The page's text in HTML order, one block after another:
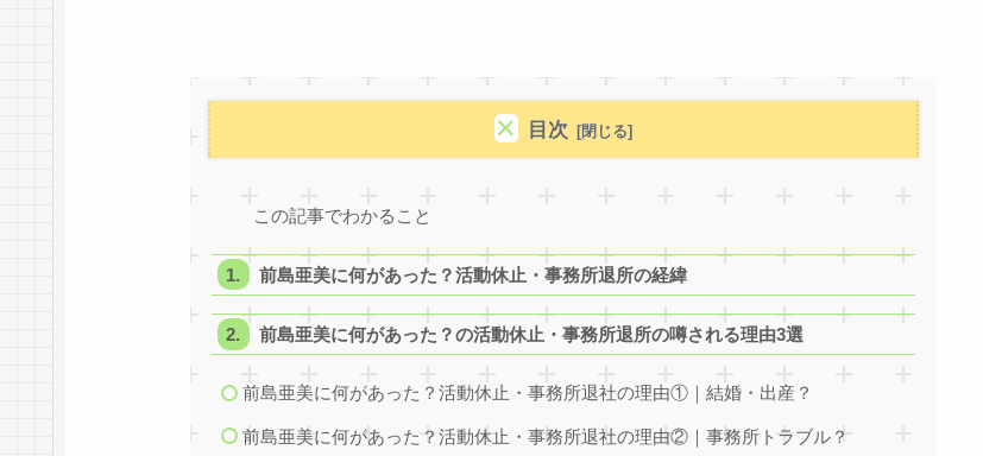
目次
この記事でわかること
前島亜美に何があった？活動休止・事務所退所の経緯
前島亜美に何があった？の活動休止・事務所退所の噂される理由3選
前島亜美に何があった？活動休止・事務所退社の理由①｜結婚・出産？
前島亜美に何があった？活動休止・事務所退社の理由②｜事務所トラブル？